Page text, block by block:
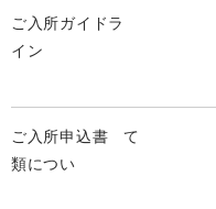
ご入所ガイドラ
イン
ご入所申込書
類につい
て